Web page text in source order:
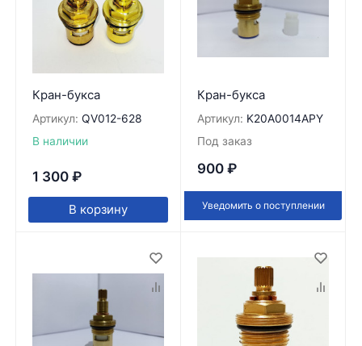
Кран-букса
Артикул: QV012-628
В наличии
1 300 ₽
В корзину
Кран-букса
Артикул: K20A0014APY
Под заказ
900 ₽
Уведомить о поступлении